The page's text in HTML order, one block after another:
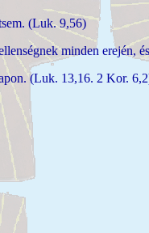
(Luk. 9,56)
minden erején,
(Luk. 13,16. 2 Kor.